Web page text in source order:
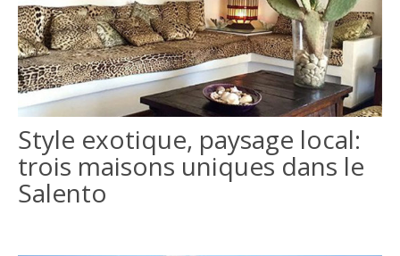
LOUER
CONTACTS
ENGLISH
Style exotique, paysage local:
trois maisons uniques dans le
Salento